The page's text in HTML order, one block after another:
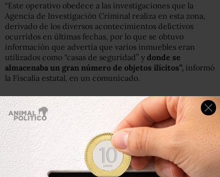
“Este operativo obedece a las investigaciones que la
Agencia de Investigación Criminal realiza en esta zona,
derivado de los diversos acontecimientos delictivos
ocurridos en últimas fechas, por lo que se obtuvo
información que advertía que varios inmuebles eran
utilizados como “casas de seguridad” y donde se
almacenaba un gran número de objetos ilícitos”, informó
la Fiscalía estatal, en un comunicado.
“Por ello, los agentes especializados del Ministerio
Público que integran las carpetas de investigación, al
reunir los datos de prueba, acudieron ante el juez para
solicitar los mandamientos judiciales, mismos que fueron
otorgados, a la par que se diseñaron los operativos de
intervención”.